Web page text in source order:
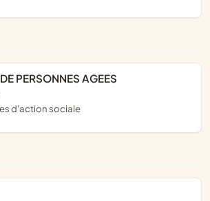
PERSONNES AGEES
d'action sociale